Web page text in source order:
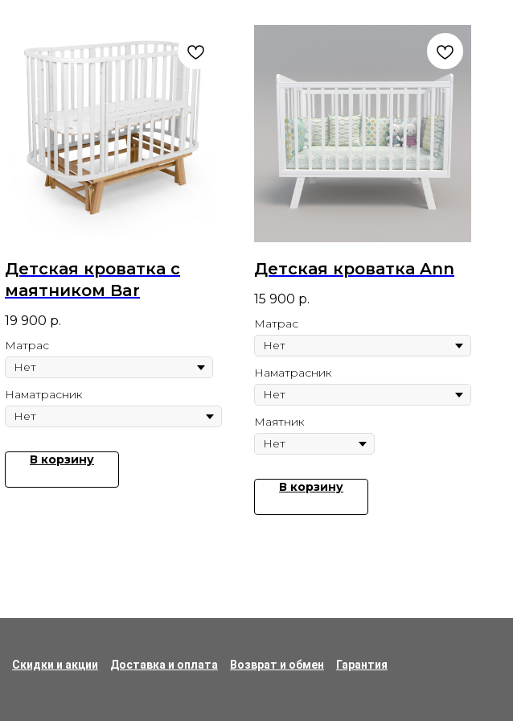
Детская кроватка с
маятником Bar
19 900 р.
Матрас
Наматрасник
В корзину
Детская кроватка Ann
15 900 р.
Матрас
Наматрасник
Маятник
В корзину
Скидки и акции Доставка и оплата Возврат и обмен
Гарантия